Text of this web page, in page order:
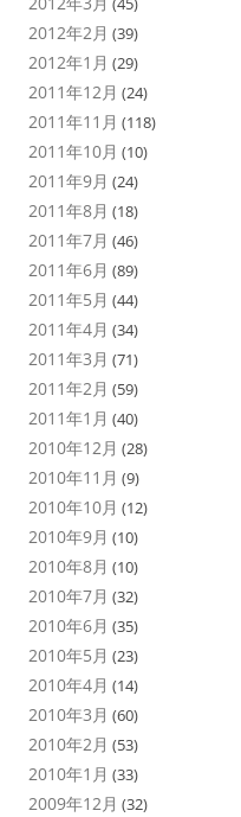
2012年2月 (39)
2012年1月 (29)
2011年12月 (24)
2011年11月 (118)
2011年10月 (10)
2011年9月 (24)
2011年8月 (18)
2011年7月 (46)
2011年6月 (89)
2011年5月 (44)
2011年4月 (34)
2011年3月 (71)
2011年2月 (59)
2011年1月 (40)
2010年12月 (28)
2010年11月 (9)
2010年10月 (12)
2010年9月 (10)
2010年8月 (10)
2010年7月 (32)
2010年6月 (35)
2010年5月 (23)
2010年4月 (14)
2010年3月 (60)
2010年2月 (53)
2010年1月 (33)
2009年12月 (32)